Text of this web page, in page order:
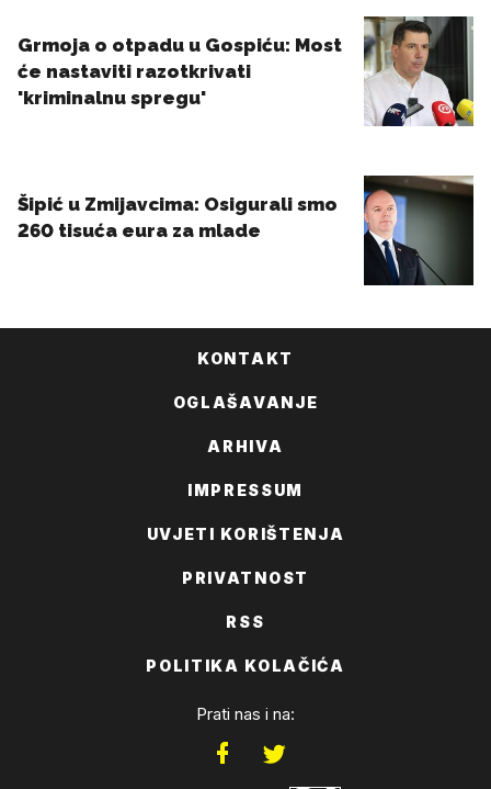
KONTAKT
OGLAŠAVANJE
ARHIVA
IMPRESSUM
UVJETI KORIŠTENJA
PRIVATNOST
RSS
POLITIKA KOLAČIĆA
Prati nas i na: